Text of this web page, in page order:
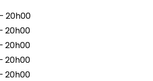
20h00
20h00
20h00
20h00
20h00